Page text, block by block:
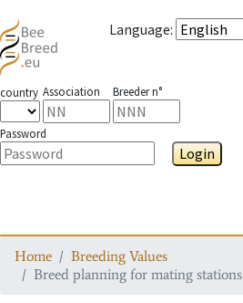
Language:
country Association Breeder n°
Password
Login
Home
Breeding Values
Breed planning for mating stations